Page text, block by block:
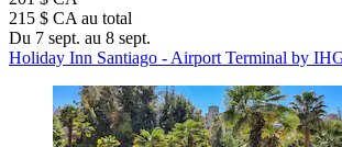
215 $ CA au total
Du 7 sept. au 8 sept.
Holiday Inn Santiago - Airport Terminal by